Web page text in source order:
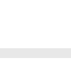
保存食 備蓄
量